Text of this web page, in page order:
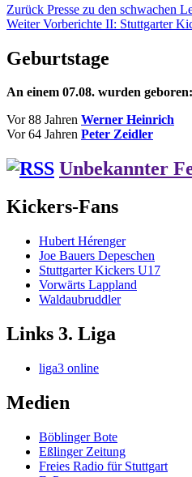
Beitragsnavigation
Zurück Vorheriger
Beitrag:
Presse zu den schwachen
Weiter Nächster
Vorberichte II: Stuttgarter
Geburtstage
An einem 07.08. wurden geboren:
Vor 88 Jahren Werner Heinrich
Vor 64 Jahren Peter Zeidler
Unbekannter
Kickers-Fans
Hubert Hérenger
Joe Bauers Depeschen
Stuttgarter Kickers U17
Vorwärts Lappland
Waldaubruddler
Links 3. Liga
liga3 online
Medien
Böblinger Bote
Eßlinger Zeitung
Freies Radio für Stuttgart